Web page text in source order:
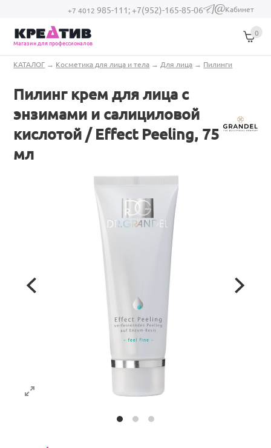
Перейти к основному содержанию
+7 4012 985-111;+7(952)-165-85-06
(link sends e-
Кабинет
Магазин для профессионалов
0
Вы здесь
КАТАЛОГ → Косметика для лица и тела → Для лица → Пилинги
Пилинг крем для лица с
энзимами и салициловой
кислотой / Effect Peeling, 75
мл